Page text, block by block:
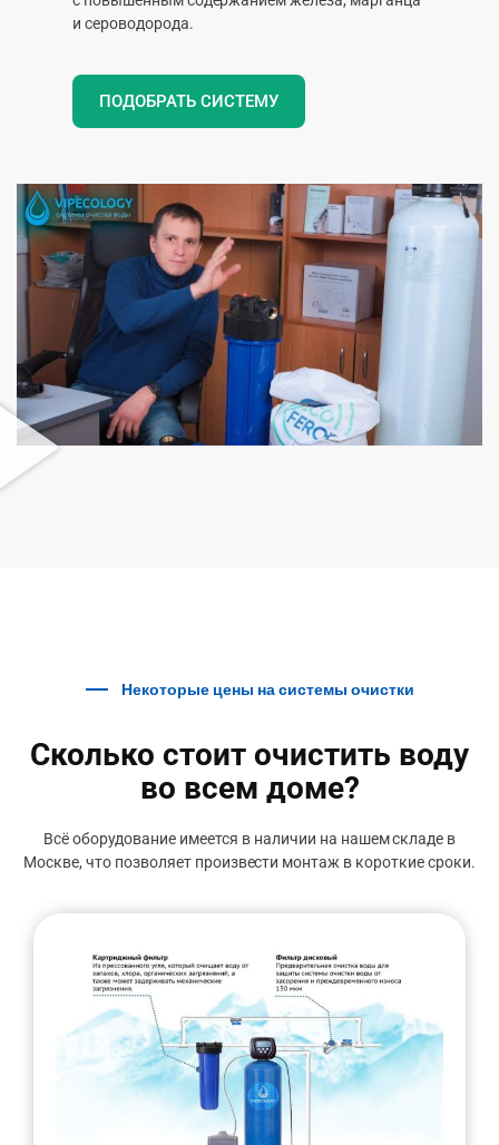
и сероводорода.
ПОДОБРАТЬ СИСТЕМУ
Некоторые цены на системы очистки
Сколько стоит очистить воду
во всем доме?
Всё оборудование имеется в наличии на нашем складе в
Москве, что позволяет произвести монтаж в короткие сроки.